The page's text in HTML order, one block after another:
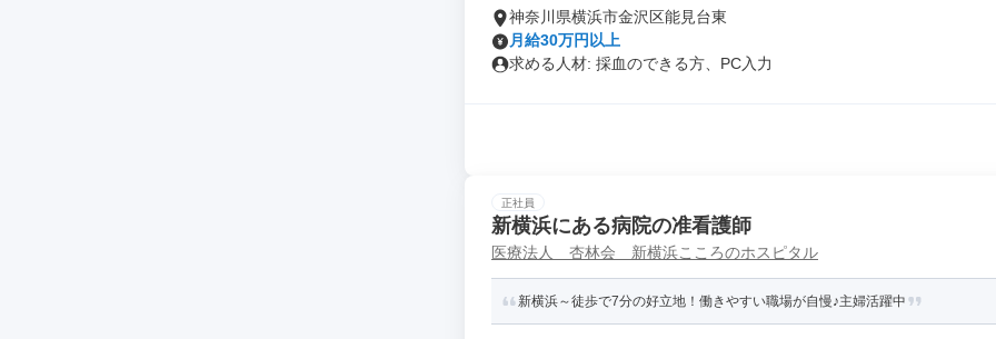
神奈川県横浜市金沢区能見台東
月給30万円以上
求める人材: 採血のできる方、PC入力
正社員
新横浜にある病院の准看護師
医療法人 杏林会 新横浜こころのホスピタル
新横浜～徒歩で7分の好立地！働きやすい職場が自慢♪主婦活躍中